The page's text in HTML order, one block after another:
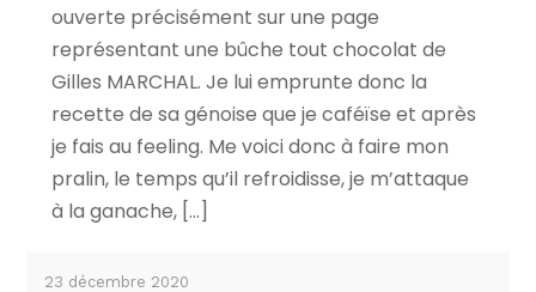
ouverte précisément sur une page
représentant une bûche tout chocolat de
Gilles MARCHAL. Je lui emprunte donc la
recette de sa génoise que je caféïse et après
je fais au feeling. Me voici donc à faire mon
pralin, le temps qu’il refroidisse, je m’attaque
à la ganache, […]
23 décembre 2020